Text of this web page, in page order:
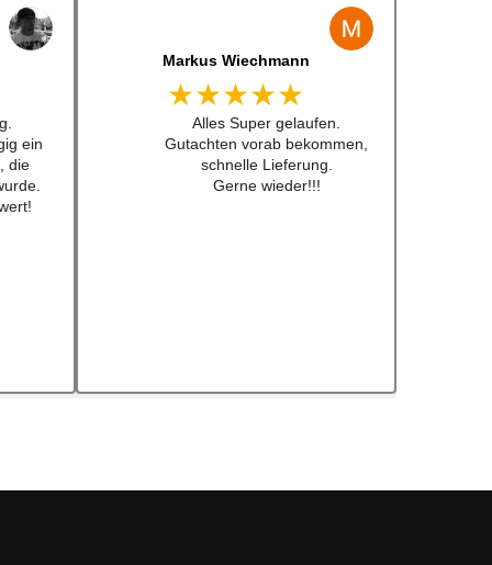
schon
Jens Albert
★★★★★
Super Service, schnelle
Bearbeiten und Lieferung !
Immer wieder gerne !!!